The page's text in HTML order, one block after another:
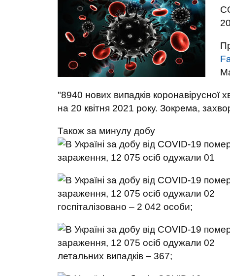
"8940 нових випадків коронавірусної
на 20 квітня 2021 року. Зокрема,
Також за минулу добу
госпіталізовано – 2 042 особи;
летальних випадків – 367;